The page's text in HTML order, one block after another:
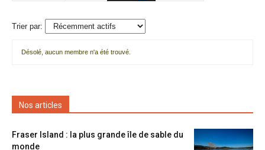
Trier par:
amis
Désolé, aucun membre n'a été trouvé.
Nos articles
Fraser Island : la plus grande île de sable du
monde